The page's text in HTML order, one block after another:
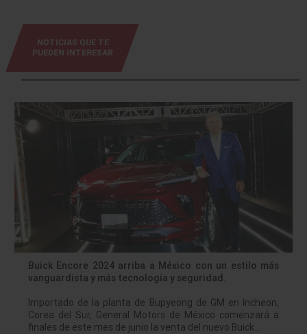
NOTICIAS QUE TE
PUEDEN INTERESAR
Buick Encore 2024 arriba a México con un estilo más
vanguardista y más tecnología y seguridad.
Importado de la planta de Bupyeong de GM en Incheon,
Corea del Sur, General Motors de México comenzará a
finales de este mes de junio la venta del nuevo Buick…